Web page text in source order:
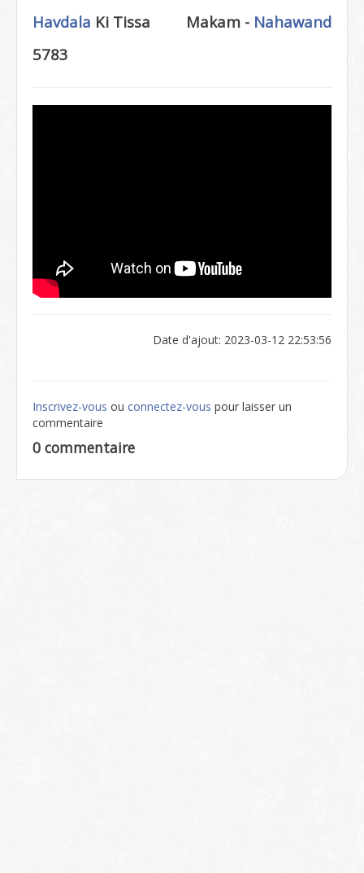
Havdala
Makam - Nahawand
Ki Tissa
5783
Date d'ajout: 2023-03-12 22:53:56
Inscrivez-vous ou connectez-vous pour laisser un
commentaire
0 commentaire